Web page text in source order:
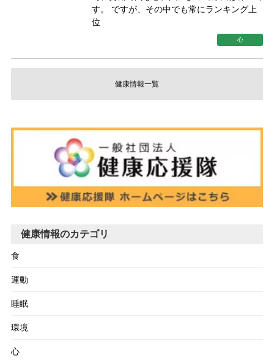
す。 ですが、その中でも常にランキング上
位
心
健康情報一覧
健康情報のカテゴリ
食
運動
睡眠
環境
心